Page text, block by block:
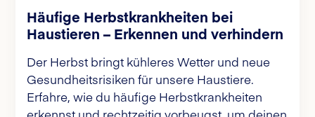
Häufige Herbstkrankheiten bei
Haustieren – Erkennen und verhindern
Der Herbst bringt kühleres Wetter und neue
Gesundheitsrisiken für unsere Haustiere.
Erfahre, wie du häufige Herbstkrankheiten